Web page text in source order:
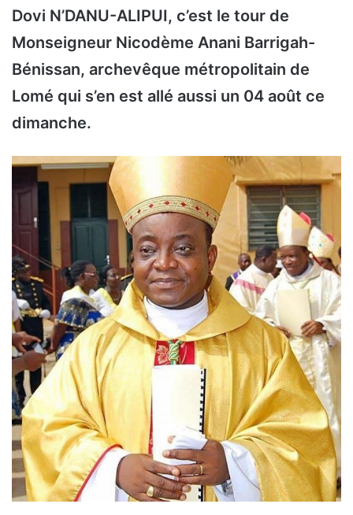
Dovi N’DANU-ALIPUI, c’est le tour de
Monseigneur Nicodème Anani Barrigah-
Bénissan, archevêque métropolitain de
Lomé qui s’en est allé aussi un 04 août ce
dimanche.